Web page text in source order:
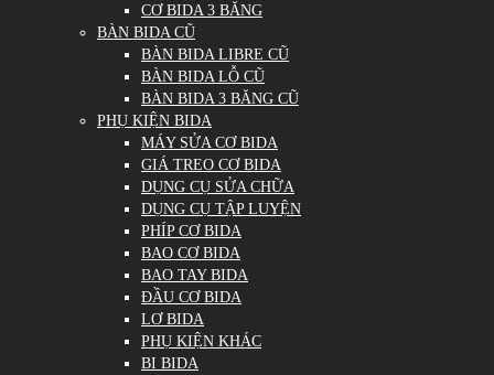
CƠ BIDA 3 BĂNG
BÀN BIDA CŨ
BÀN BIDA LIBRE CŨ
BÀN BIDA LỖ CŨ
BÀN BIDA 3 BĂNG CŨ
PHỤ KIỆN BIDA
MÁY SỬA CƠ BIDA
GIÁ TREO CƠ BIDA
DỤNG CỤ SỬA CHỮA
DỤNG CỤ TẬP LUYỆN
PHÍP CƠ BIDA
BAO CƠ BIDA
BAO TAY BIDA
ĐẦU CƠ BIDA
LƠ BIDA
PHỤ KIỆN KHÁC
BI BIDA